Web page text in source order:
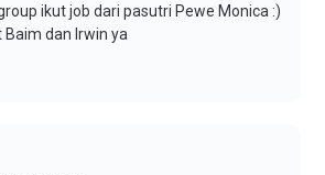
ikut job dari pasutri Pewe Monica :)
dan Irwin ya